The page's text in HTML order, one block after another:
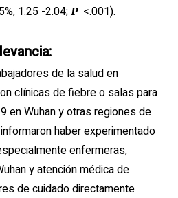
1.25 -2.04; P<.001).
de la salud en
clínicas de fiebre o salas para
en Wuhan y otras regiones de
haber experimentado
enfermeras,
y atención médica de
de cuidado directamente